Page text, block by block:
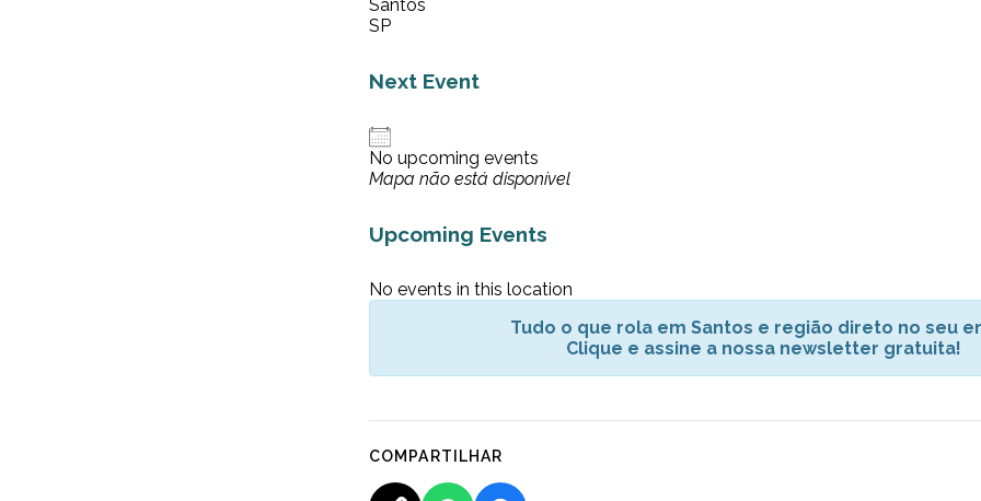
Santos
SP
Next Event
No upcoming events
Mapa não está disponível
Upcoming Events
No events in this location
Tudo o que rola em Santos e região direto no seu
Clique e assine a nossa newsletter gratuita!
COMPARTILHAR